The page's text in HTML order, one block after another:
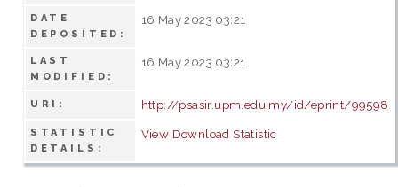
DATE
DEPOSITED:
16 May 2023 03:21
LAST
MODIFIED:
16 May 2023 03:21
URI: http://psasir.upm.edu.my/id/eprint/99598
STATISTIC
DETAILS:
View Download Statistic